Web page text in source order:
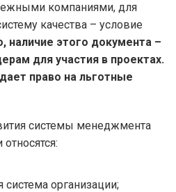
компаниями, для
качества – условие
наличие этого документа –
для участия в проектах.
право на льготные
системы менеджмента
организации;